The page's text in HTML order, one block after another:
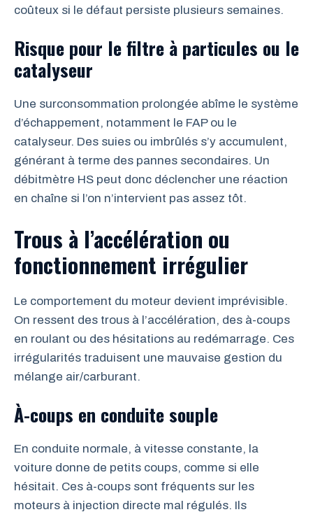
coûteux si le défaut persiste plusieurs semaines.
Risque pour le filtre à particules ou le
catalyseur
Une surconsommation prolongée abîme le système
d’échappement, notamment le FAP ou le
catalyseur. Des suies ou imbrûlés s’y accumulent,
générant à terme des pannes secondaires. Un
débitmètre HS peut donc déclencher une réaction
en chaîne si l’on n’intervient pas assez tôt.
Trous à l’accélération ou
fonctionnement irrégulier
Le comportement du moteur devient imprévisible.
On ressent des trous à l’accélération, des à-coups
en roulant ou des hésitations au redémarrage. Ces
irrégularités traduisent une mauvaise gestion du
mélange air/carburant.
À-coups en conduite souple
En conduite normale, à vitesse constante, la
voiture donne de petits coups, comme si elle
hésitait. Ces à-coups sont fréquents sur les
moteurs à injection directe mal régulés. Ils